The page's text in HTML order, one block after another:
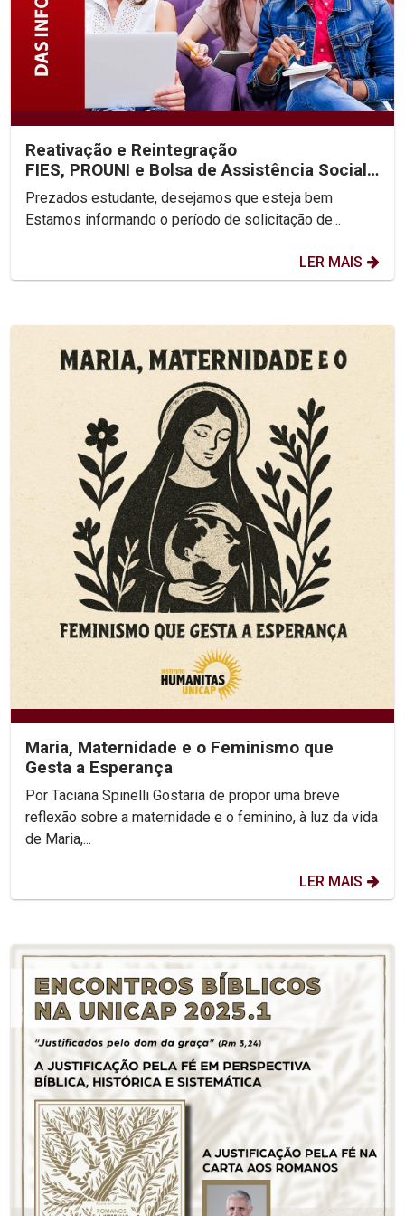
Reativação e Reintegração
FIES, PROUNI e Bolsa de Assistência Social
2025.2
Prezados estudante, desejamos que esteja bem
Estamos informando o período de solicitação de...
LER MAIS
Maria, Maternidade e o Feminismo que
Gesta a Esperança
Por Taciana Spinelli Gostaria de propor uma breve
reflexão sobre a maternidade e o feminino, à luz da vida
de Maria,...
LER MAIS